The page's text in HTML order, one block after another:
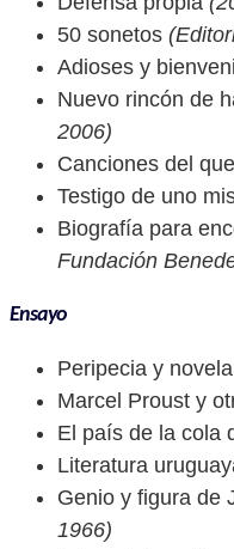
50 sonetos
Adioses y
Nuevo rincón de
2006)
Canciones del
Testigo de uno
Biografía para
Fundación
Ensayo
Peripecia y novela
Marcel Proust y
El país de la cola
Literatura
Genio y figura de
1966)